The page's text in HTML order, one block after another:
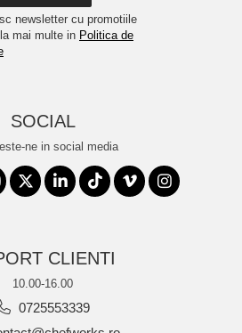
newsletter cu promotiile
mai multe in Politica de
SOCIAL
ne in social media
CLIENTI
10.00-16.00
0725553339